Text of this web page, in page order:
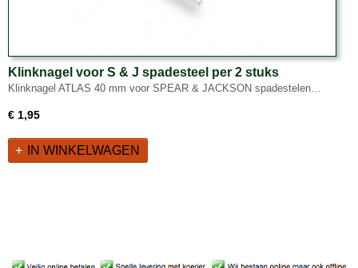
Klinknagel voor S & J spadesteel per 2 stuks
Klinknagel ATLAS 40 mm voor SPEAR & JACKSON spadestelen…
€ 1,95
IN WINKELWAGEN